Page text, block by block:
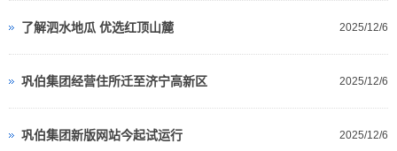
2025/12/6
了解泗水地瓜 优选红顶山麓
2025/12/6
巩伯集团经营住所迁至济宁高新区
2025/12/6
巩伯集团新版网站今起试运行